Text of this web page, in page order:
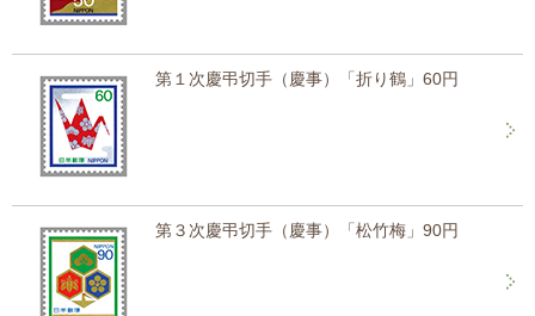
第１次慶弔切手（慶事）「折り鶴」60円
第３次慶弔切手（慶事）「松竹梅」90円